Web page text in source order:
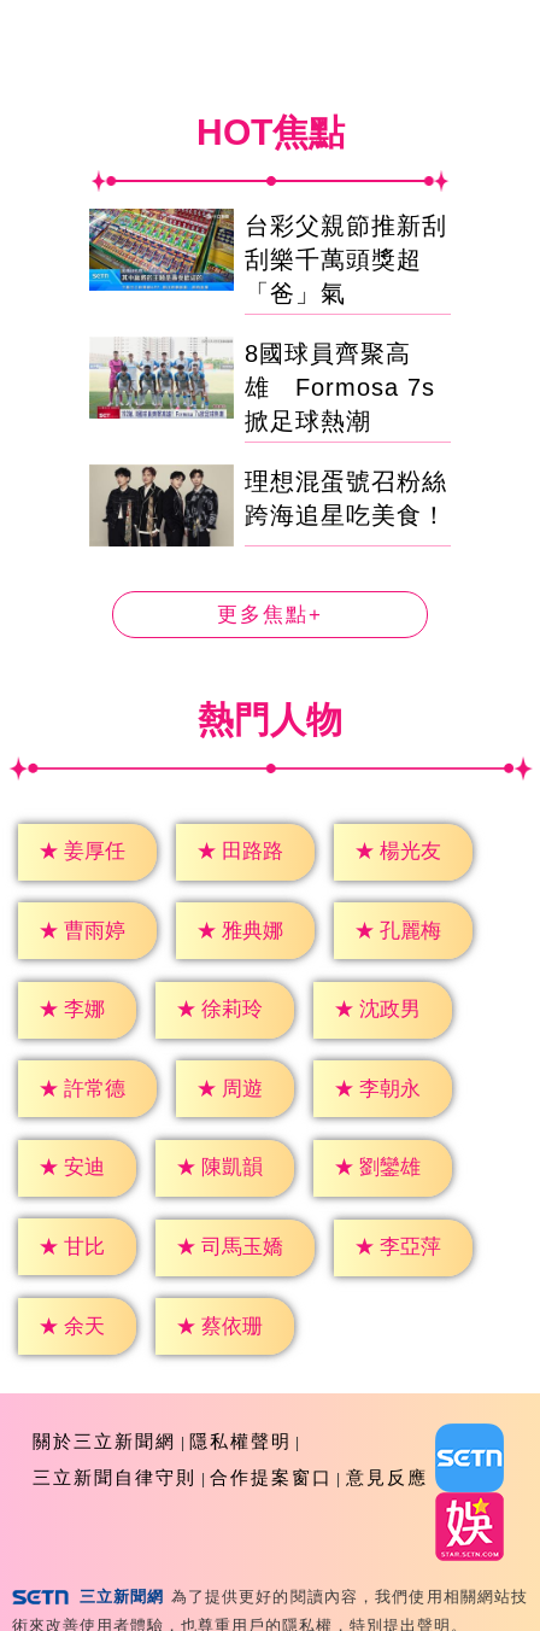
HOT焦點
台彩父親節推新刮
刮樂千萬頭獎超
「爸」氣
8國球員齊聚高
雄 Formosa 7s
掀足球熱潮
理想混蛋號召粉絲
跨海追星吃美食！
更多焦點+
熱門人物
★ 姜厚任 ★ 田路路 ★ 楊光友
★ 曹雨婷 ★ 雅典娜 ★ 孔麗梅
★ 李娜 ★ 徐莉玲 ★ 沈政男
★ 許常德 ★ 周遊 ★ 李朝永
★ 安迪 ★ 陳凱韻 ★ 劉鑾雄
★ 甘比 ★ 司馬玉嬌 ★ 李亞萍
★ 余天 ★ 蔡依珊
關於三立新聞網
隱私權聲明
三立新聞自律守則
合作提案窗口 意見反應
三立新聞網 為了提供更好的閱讀內容，我們使用相關網站技
術來改善使用者體驗，也尊重用戶的隱私權，特別提出聲明。